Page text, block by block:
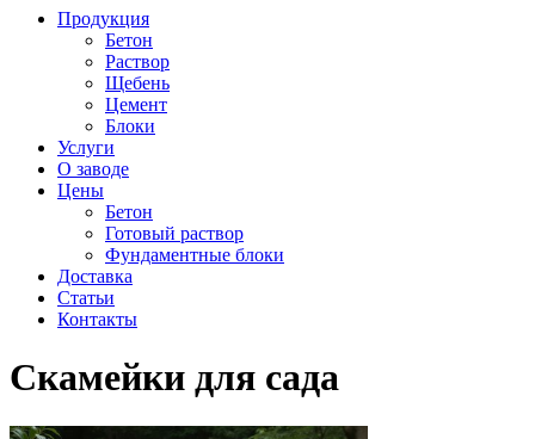
Продукция
Бетон
Раствор
Щебень
Цемент
Блоки
Услуги
О заводе
Цены
Бетон
Готовый раствор
Фундаментные блоки
Доставка
Статьи
Контакты
Скамейки для сада